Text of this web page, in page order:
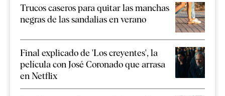
Trucos caseros para quitar las manchas
negras de las sandalias en verano
Final explicado de 'Los creyentes', la
película con José Coronado que arrasa
en Netflix